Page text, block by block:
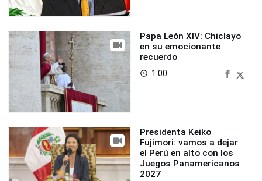
Papa León XIV: Chiclayo
en su emocionante
recuerdo
access_time 1:00
Presidenta Keiko
Fujimori: vamos a dejar
el Perú en alto con los
Juegos Panamericanos
2027